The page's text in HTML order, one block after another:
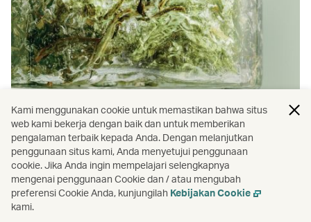
Kemitraan
Kami berkolaborasi dengan mitra yang dipilih
secara cermat untuk meningkatkan perjalanan
Anda.
Temukan lebih banyak
Kami menggunakan cookie untuk memastikan bahwa situs
web kami bekerja dengan baik dan untuk memberikan
pengalaman terbaik kepada Anda. Dengan melanjutkan
penggunaan situs kami, Anda menyetujui penggunaan
cookie. Jika Anda ingin mempelajari selengkapnya
mengenai penggunaan Cookie dan / atau mengubah
preferensi Cookie Anda, kunjungilah Kebijakan Cookie
kami.